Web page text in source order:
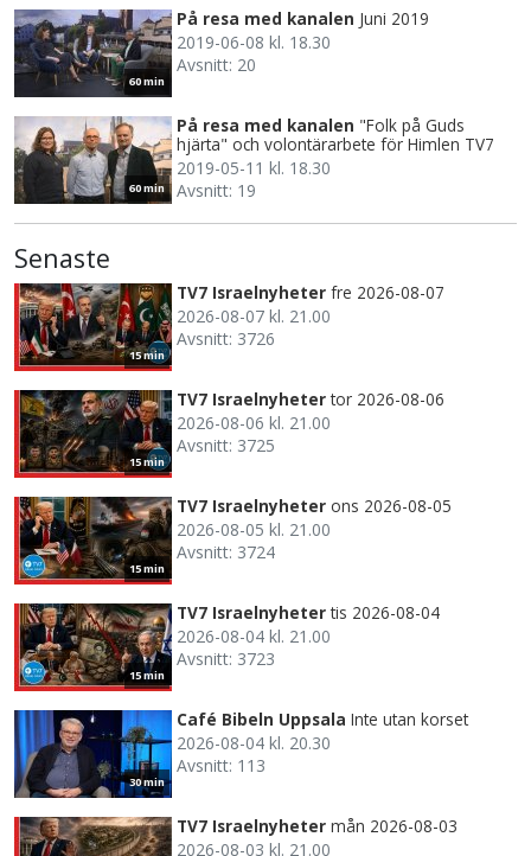
60 min
På resa med kanalen Juni 2019
2019-06-08 kl. 18.30
Avsnitt: 20
60 min
På resa med kanalen "Folk på Guds
hjärta" och volontärarbete för Himlen TV7
2019-05-11 kl. 18.30
Avsnitt: 19
Senaste
15 min
TV7 Israelnyheter fre 2026-08-07
2026-08-07 kl. 21.00
Avsnitt: 3726
15 min
TV7 Israelnyheter tor 2026-08-06
2026-08-06 kl. 21.00
Avsnitt: 3725
15 min
TV7 Israelnyheter ons 2026-08-05
2026-08-05 kl. 21.00
Avsnitt: 3724
15 min
TV7 Israelnyheter tis 2026-08-04
2026-08-04 kl. 21.00
Avsnitt: 3723
30 min
Café Bibeln Uppsala Inte utan korset
2026-08-04 kl. 20.30
Avsnitt: 113
TV7 Israelnyheter mån 2026-08-03
2026-08-03 kl. 21.00